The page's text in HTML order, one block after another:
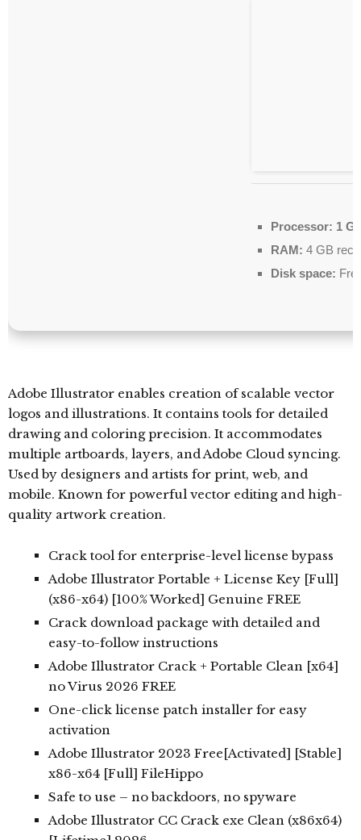
Processor: 1
RAM: 4 GB
Disk space:
Adobe Illustrator enables creation of scalable vector
logos and illustrations. It contains tools for detailed
drawing and coloring precision. It accommodates
multiple artboards, layers, and Adobe Cloud syncing.
Used by designers and artists for print, web, and
mobile. Known for powerful vector editing and high-
quality artwork creation.
Crack tool for enterprise-level license bypass
Adobe Illustrator Portable + License Key [Full]
(x86-x64) [100% Worked] Genuine FREE
Crack download package with detailed and
easy-to-follow instructions
Adobe Illustrator Crack + Portable Clean [x64]
no Virus 2026 FREE
One-click license patch installer for easy
activation
Adobe Illustrator 2023 Free[Activated] [Stable]
x86-x64 [Full] FileHippo
Safe to use – no backdoors, no spyware
Adobe Illustrator CC Crack exe Clean (x86x64)